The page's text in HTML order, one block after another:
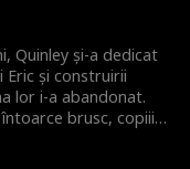
de la zero. Abia
că ea era cea care îi
Quinley și-a dedicat
Eric și construirii
lor i-a abandonat.
brusc, copiii îi